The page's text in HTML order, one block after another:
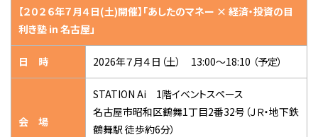
【２０２６年７月４日(土)開催】「あしたのマネー × 経済・投資の目
利き塾 in 名古屋」
日 時 2026年７月４日（土） 13:00～18:10 （予定）
会 場
STATION Ai 1階イベントスペース
名古屋市昭和区鶴舞1丁目2番32号（ＪＲ・地下鉄
鶴舞駅 徒歩約6分）